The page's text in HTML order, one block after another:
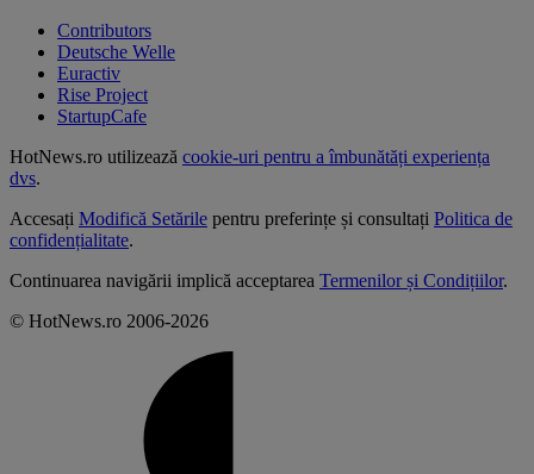
Contributors
Deutsche Welle
Euractiv
Rise Project
StartupCafe
HotNews.ro utilizează cookie-uri pentru a îmbunătăți experiența
dvs.
Accesați Modifică Setările pentru preferințe și consultați Politica de
confidențialitate.
Continuarea navigării implică acceptarea Termenilor și Condițiilor.
© HotNews.ro 2006-2026